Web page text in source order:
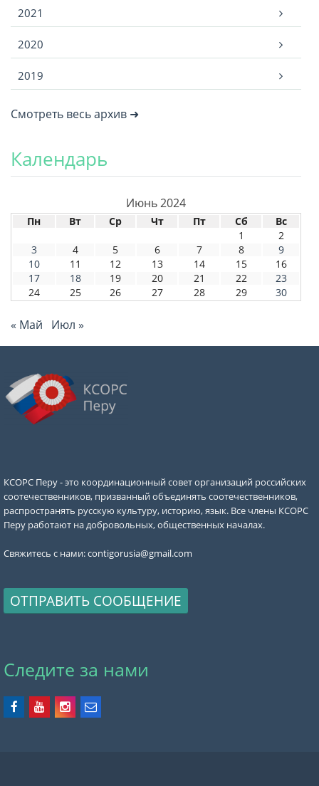
2021
2020
2019
Смотреть весь архив ➜
Календарь
Июнь 2024
Пн Вт Ср Чт Пт Сб
Вс
1
2
3
4 5 6 7 8
9
10
11 12 13 14 15
16
17
18 19 20 21 22
23
24
25 26 27 28 29 30
« Май Июл »
КСОРС Перу - это координационный совет организаций российских
соотечественников, призванный объединять соотечественников,
распространять русскую культуру, историю, язык. Все члены КСОРС
Перу работают на добровольных, общественных началах.
Свяжитесь с нами:contigorusia@gmail.com
ОТПРАВИТЬ СООБЩЕНИЕ
Следите за нами